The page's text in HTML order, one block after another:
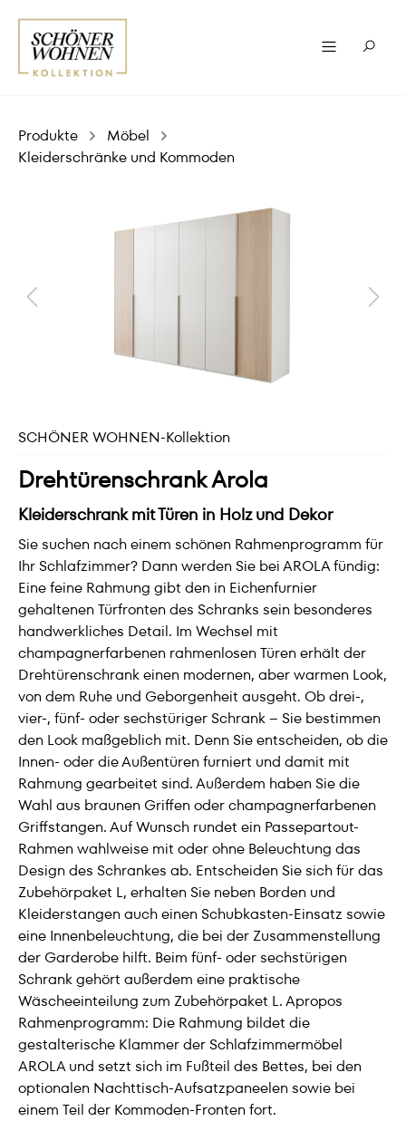
Produkte
Möbel
Kleiderschränke und Kommoden
SCHÖNER WOHNEN-Kollektion
Drehtürenschrank Arola
Kleiderschrank mit Türen in Holz und Dekor
Sie suchen nach einem schönen Rahmenprogramm für
Ihr Schlafzimmer? Dann werden Sie bei AROLA fündig:
Eine feine Rahmung gibt den in Eichenfurnier
gehaltenen Türfronten des Schranks sein besonderes
handwerkliches Detail. Im Wechsel mit
champagnerfarbenen rahmenlosen Türen erhält der
Drehtürenschrank einen modernen, aber warmen Look,
von dem Ruhe und Geborgenheit ausgeht. Ob drei-,
vier-, fünf- oder sechstüriger Schrank – Sie bestimmen
den Look maßgeblich mit. Denn Sie entscheiden, ob die
Innen- oder die Außentüren furniert und damit mit
Rahmung gearbeitet sind. Außerdem haben Sie die
Wahl aus braunen Griffen oder champagnerfarbenen
Griffstangen. Auf Wunsch rundet ein Passepartout-
Rahmen wahlweise mit oder ohne Beleuchtung das
Design des Schrankes ab. Entscheiden Sie sich für das
Zubehörpaket L, erhalten Sie neben Borden und
Kleiderstangen auch einen Schubkasten-Einsatz sowie
eine Innenbeleuchtung, die bei der Zusammenstellung
der Garderobe hilft. Beim fünf- oder sechstürigen
Schrank gehört außerdem eine praktische
Wäscheeinteilung zum Zubehörpaket L. Apropos
Rahmenprogramm: Die Rahmung bildet die
gestalterische Klammer der Schlafzimmermöbel
AROLA und setzt sich im Fußteil des Bettes, bei den
optionalen Nachttisch-Aufsatzpaneelen sowie bei
einem Teil der Kommoden-Fronten fort.